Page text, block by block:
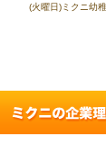
(火曜日)ミクニ幼